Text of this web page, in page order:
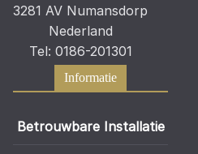
3281 AV Numansdorp
Nederland
Tel: 0186-201301
Informatie
Betrouwbare Installatie